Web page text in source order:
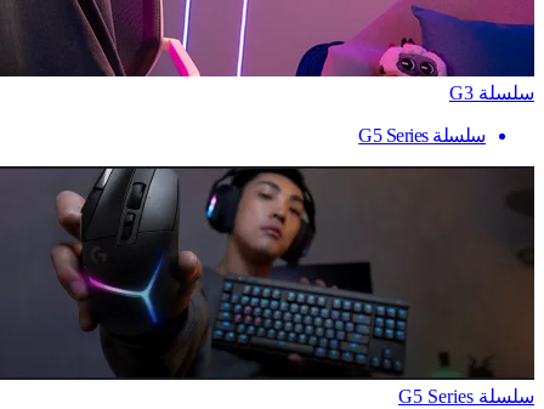
سلسلة G3
سلسلة G5 Series
سلسلة G5 Series